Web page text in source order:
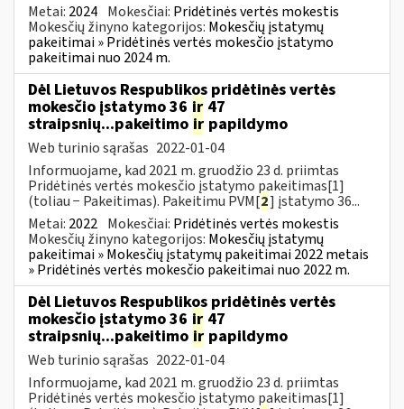
Metai: 2024 Mokesčiai: Pridėtinės vertės mokestis
Mokesčių žinyno kategorijos: Mokesčių įstatymų
pakeitimai » Pridėtinės vertės mokesčio įstatymo
pakeitimai nuo 2024 m.
Dėl Lietuvos Respublikos pridėtinės vertės
mokesčio įstatymo 36 ir 47
straipsnių...pakeitimo ir papildymo
Web turinio sąrašas 2022-01-04
Informuojame, kad 2021 m. gruodžio 23 d. priimtas
Pridėtinės vertės mokesčio įstatymo pakeitimas[1]
(toliau − Pakeitimas). Pakeitimu PVM[2] įstatymo 36...
Metai: 2022 Mokesčiai: Pridėtinės vertės mokestis
Mokesčių žinyno kategorijos: Mokesčių įstatymų
pakeitimai » Mokesčių įstatymų pakeitimai 2022 metais
» Pridėtinės vertės mokesčio pakeitimai nuo 2022 m.
Dėl Lietuvos Respublikos pridėtinės vertės
mokesčio įstatymo 36 ir 47
straipsnių...pakeitimo ir papildymo
Web turinio sąrašas 2022-01-04
Informuojame, kad 2021 m. gruodžio 23 d. priimtas
Pridėtinės vertės mokesčio įstatymo pakeitimas[1]